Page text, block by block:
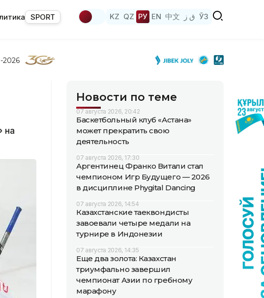
SPORT KZ QZ РУ EN 中文 ق ز ЎЗ
на
Новости по теме
07 августа 2026, 20:42
Баскетбольный клуб «Астана»
может прекратить свою
деятельность
07 августа 2026, 17:30
Аргентинец Франко Витали стал
чемпионом Игр Будущего — 2026
в дисциплине Phygital Dancing
07 августа 2026, 14:54
Казахстанские таеквондисты
завоевали четыре медали на
турнире в Индонезии
07 августа 2026, 14:35
Еще два золота: Казахстан
триумфально завершил
чемпионат Азии по гребному
марафону